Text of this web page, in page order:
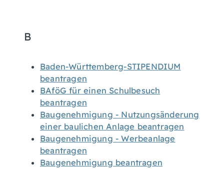
B
Baden-Württemberg-STIPENDIUM
beantragen
BAföG für einen Schulbesuch
beantragen
Baugenehmigung - Nutzungsänderung
einer baulichen Anlage beantragen
Baugenehmigung - Werbeanlage
beantragen
Baugenehmigung beantragen